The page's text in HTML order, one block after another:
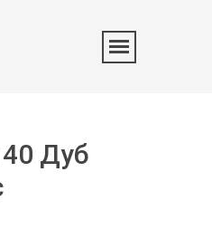
Дуб